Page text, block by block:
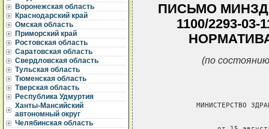
Воронежская область
Краснодарский край
Омская область
Приморский край
Ростовская область
Саратовская область
Свердловская область
Тульская область
Тюменская область
Тверская область
Республика Удмуртия
Ханты-Мансийский
автономный округ
Челябинская область
ПИСЬМО
1100/2293-
(по
МИНИСТЕРСТВО